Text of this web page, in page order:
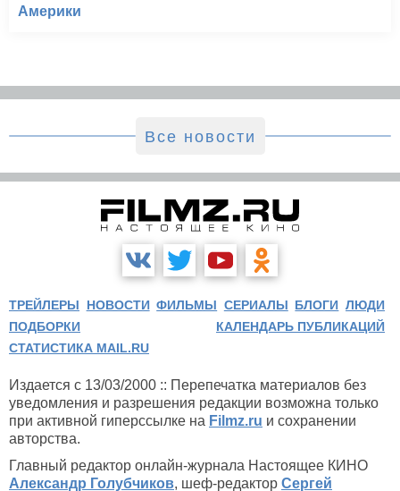
Америки
Все новости
ТРЕЙЛЕРЫ НОВОСТИ ФИЛЬМЫ СЕРИАЛЫ БЛОГИ ЛЮДИ
ПОДБОРКИ
КАЛЕНДАРЬ ПУБЛИКАЦИЙ
СТАТИСТИКА MAIL.RU
Издается с 13/03/2000 :: Перепечатка материалов без
уведомления и разрешения редакции возможна только
при активной гиперссылке на Filmz.ru и сохранении
авторства.
Главный редактор онлайн-журнала Настоящее КИНО
Александр Голубчиков, шеф-редактор Сергей